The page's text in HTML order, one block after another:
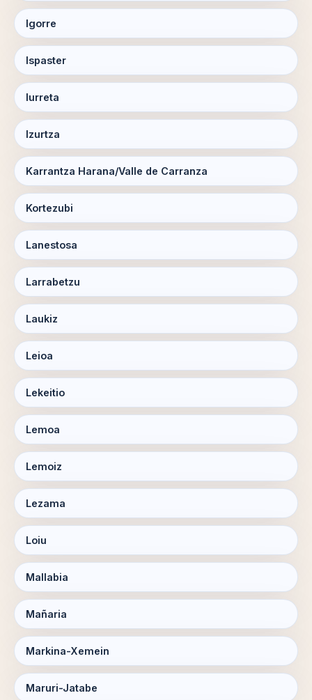
Igorre
Ispaster
Iurreta
Izurtza
Karrantza Harana/Valle de Carranza
Kortezubi
Lanestosa
Larrabetzu
Laukiz
Leioa
Lekeitio
Lemoa
Lemoiz
Lezama
Loiu
Mallabia
Mañaria
Markina-Xemein
Maruri-Jatabe